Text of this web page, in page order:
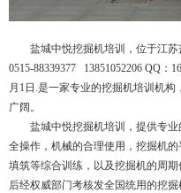
盐城中悦挖掘机培训，位于江苏
0515-88339377 13851052206 QQ：
月1日.是一家专业的挖掘机培训机
广阔。
盐城中悦挖掘机培训，提供专业
全操作，机械的合理使用，挖掘机
填筑等综合训练，以及挖掘机的周
后经权威部门考核发全国统用的挖